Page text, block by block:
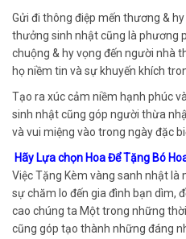
Gửi đi thông điệp mến thương &
thưởng sinh nhật cũng là phương
chuộng & hy vọng đến người nhà
họ niềm tin và sự khuyến khích
Tạo ra xúc cảm niềm hạnh phúc
sinh nhật cũng góp người thừa
và vui miệng vào trong ngày đặc
Hãy Lựa chọn Hoa Để Tặng Bó
Việc Tặng Kèm vàng sanh nhật là
sự chăm lo đến gia đình bạn dìm,
cao chúng ta Một trong những
cũng góp tạo thành những đáng